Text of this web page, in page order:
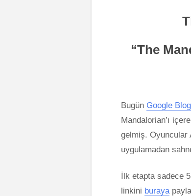
“The
Bugün Google
Mandalorian’ı
gelmiş. Oyuncular
uygulamadan
İlk etapta sadece
linkini buraya